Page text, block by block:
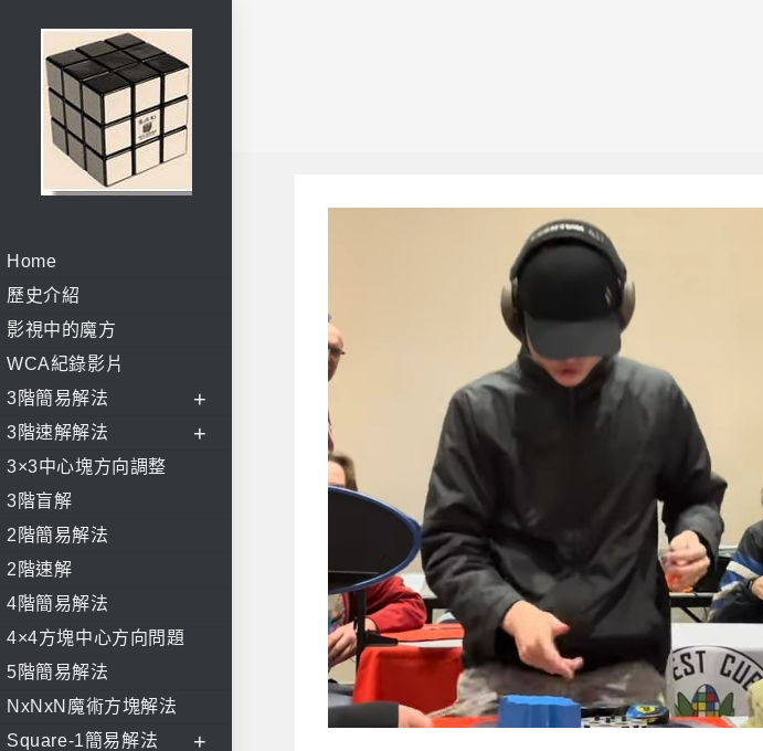
Home
歷史介紹
影視中的魔方
WCA紀錄影片
3階簡易解法
3階速解解法
3×3中心塊方向調整
3階盲解
2階簡易解法
2階速解
4階簡易解法
4×4方塊中心方向問題
5階簡易解法
NxNxN魔術方塊解法
Square-1簡易解法